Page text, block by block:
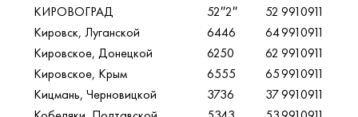
КИРОВОГРАД
52″2″ 52 9910911
Кировск, Луганской
6446 649910911
Кировское, Донецкой
6250 62 9910911
Кировское, Крым
6555 659910911
Кицмань, Черновицкой
3736 379910911